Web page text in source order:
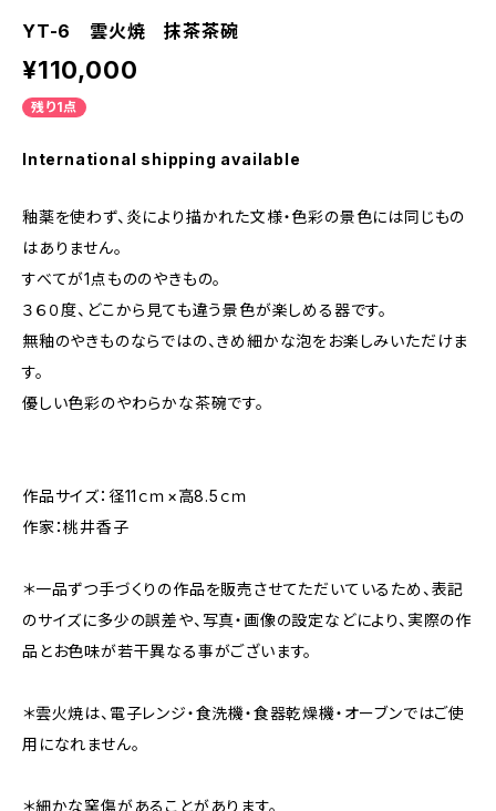
YT-6 雲火焼 抹茶茶碗
¥110,000
残り1点
International shipping available
釉薬を使わず、炎により描かれた文様・色彩の景色には同じもの
はありません。
すべてが1点もののやきもの。
３６０度、どこから見ても違う景色が楽しめる器です。
無釉のやきものならではの、きめ細かな泡をお楽しみいただけま
す。
優しい色彩のやわらかな茶碗です。
作品サイズ：径11ｃｍ×高8.5ｃｍ
作家：桃井香子
＊一品ずつ手づくりの作品を販売させてただいているため、表記
のサイズに多少の誤差や、写真・画像の設定などにより、実際の作
品とお色味が若干異なる事がございます。
＊雲火焼は、電子レンジ・食洗機・食器乾燥機・オーブンではご使
用になれません。
＊細かな窯傷があることがあります。